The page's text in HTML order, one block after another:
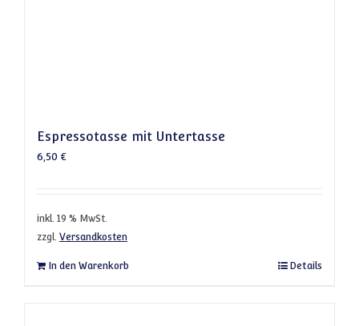
Espressotasse mit Untertasse
6,50 €
inkl. 19 % MwSt.
zzgl. Versandkosten
In den Warenkorb Details